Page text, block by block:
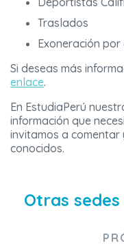
Traslados
Exoneración
Si deseas más
enlace.
En EstudiaPerú
información que
invitamos a
conocidos.
Otras